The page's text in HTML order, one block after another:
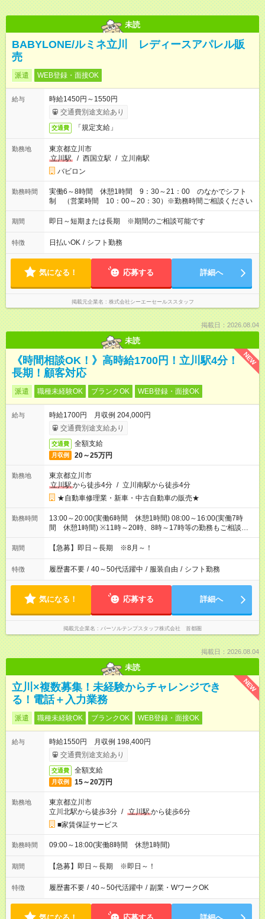
未読
BABYLONE/ルミネ立川 レディースアパレル販
売
派遣 WEB登録・面接OK
給与
時給1450円～1550円
交通費別途支給あり
交通費 「規定支給」
勤務地
東京都立川市
立川駅
/ 西国立駅 / 立川南駅
バビロン
勤務時間
実働6～8時間 休憩1時間 9：30～21：00 のなかでシフト
制 （営業時間 10：00～20：30）※勤務時間ご相談ください
期間 即日～短期または長期 ※期間のご相談可能です
特徴 日払いOK / シフト勤務
気になる！ 応募する 詳細へ
掲載元企業名 株式会社シーエーセールススタッフ
掲載日：2026.08.04
未読
NEW
《時間相談OK！》高時給1700円！立川駅4分！
長期！顧客対応
派遣 職種未経験OK ブランクOK WEB登録・面接OK
給与
時給1700円 月収例 204,000円
交通費別途支給あり
交通費 全額支給
月収例 20～25万円
勤務地
東京都立川市
立川駅から徒歩4分 / 立川南駅から徒歩4分
★自動車修理業・新車・中古自動車の販売★
勤務時間
13:00～20:00(実働6時間 休憩1時間) 08:00～16:00(実働7時
間 休憩1時間) ※11時～20時、8時～17時等の勤務もご相談可
能です♪11時からの遅番のみOK
期間 【急募】即日～長期 ※8月～！
特徴 履歴書不要 / 40～50代活躍中 / 服装自由 / シフト勤務
気になる！ 応募する 詳細へ
掲載元企業名 パーソルテンプスタッフ株式会社 首都圏
掲載日：2026.08.04
未読
NEW
立川×複数募集！未経験からチャレンジでき
る！電話＋入力業務
派遣 職種未経験OK ブランクOK WEB登録・面接OK
給与
時給1550円 月収例 198,400円
交通費別途支給あり
交通費 全額支給
月収例 15～20万円
勤務地
東京都立川市
立川北駅から徒歩3分 / 立川駅から徒歩6分
■家賃保証サービス
勤務時間 09:00～18:00(実働8時間 休憩1時間)
期間 【急募】即日～長期 ※即日～！
特徴 履歴書不要 / 40～50代活躍中 / 副業・WワークOK